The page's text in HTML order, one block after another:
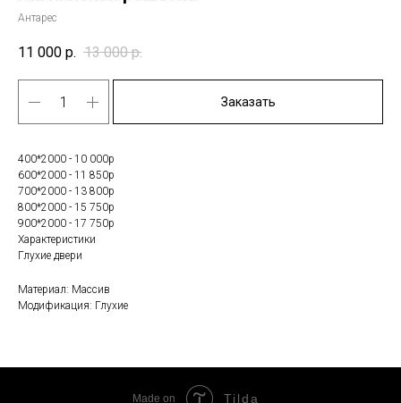
Антарес
11 000 р. 13 000 р.
Заказать
400*2000 - 10 000р
600*2000 - 11 850р
700*2000 - 13 800р
800*2000 - 15 750р
900*2000 - 17 750р
Характеристики
Глухие двери
Материал: Массив
Модификация: Глухие
Made on Tilda